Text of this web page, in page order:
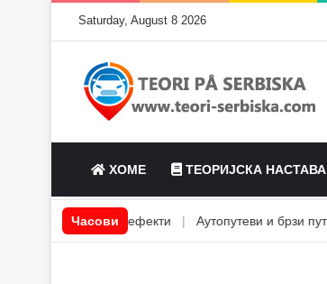
Saturday, August 8 2026
ХОМЕ ТЕОРИЈСКА НАСТАВА
Часови
и његови ефекти | Аутопутеви и брзи путеви